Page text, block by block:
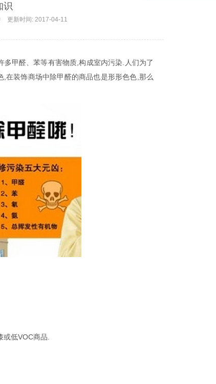
识
更新时间: 2017-04-11
甲醛、苯等有害物质,构成室内污染.人们为了
在装饰商场中除甲醛的商品也是形形色色,那么
低VOC商品.